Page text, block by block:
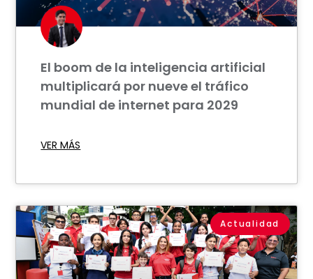
El boom de la inteligencia artificial
multiplicará por nueve el tráfico
mundial de internet para 2029
VER MÁS
Actualidad